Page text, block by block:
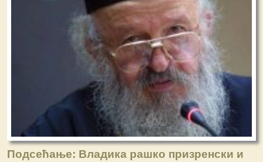
Подсећање: Владика рашко призренски и